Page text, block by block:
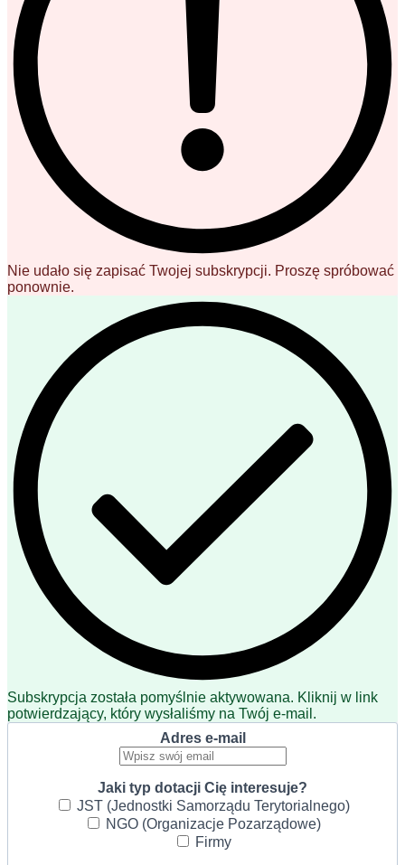
Nie udało się zapisać Twojej subskrypcji. Proszę spróbować
ponownie.
Subskrypcja została pomyślnie aktywowana. Kliknij w link
potwierdzający, który wysłaliśmy na Twój e-mail.
Adres e-mail
Jaki typ dotacji Cię interesuje?
JST (Jednostki Samorządu Terytorialnego)
NGO (Organizacje Pozarządowe)
Firmy